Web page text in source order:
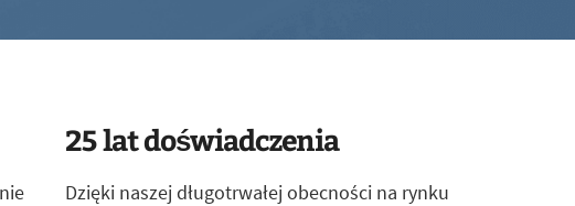
25 lat doświadczenia
Dzięki naszej długotrwałej obecności na rynku